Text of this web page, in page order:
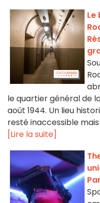
Le
le quartier général de
août 1944. Un lieu
resté inaccessible
[Lire la suite]